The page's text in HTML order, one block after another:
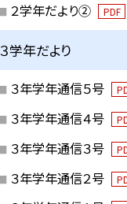
２学年だより② PDF
３学年だより
３年学年通信５号
３年学年通信４号
３年学年通信３号
３年学年通信２号